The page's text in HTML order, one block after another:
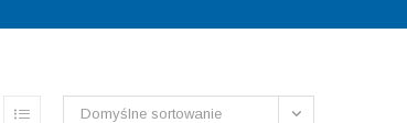
Domyślne sortowanie